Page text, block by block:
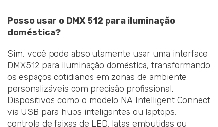
Posso usar o DMX 512 para iluminação
doméstica?
Sim, você pode absolutamente usar uma interface
DMX512 para iluminação doméstica, transformando
os espaços cotidianos em zonas de ambiente
personalizáveis com precisão profissional.
Dispositivos como o modelo NA Intelligent Connect
via USB para hubs inteligentes ou laptops,
controle de faixas de LED, latas embutidas ou